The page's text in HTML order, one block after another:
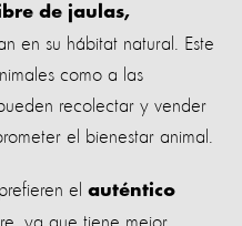
de jaulas,
en su hábitat natural. Este
como a las
recolectar y vender
el bienestar animal.
el auténtico